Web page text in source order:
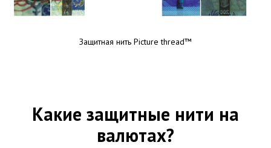
Защитная нить Picture thread™
Какие защитные нити на
валютах?